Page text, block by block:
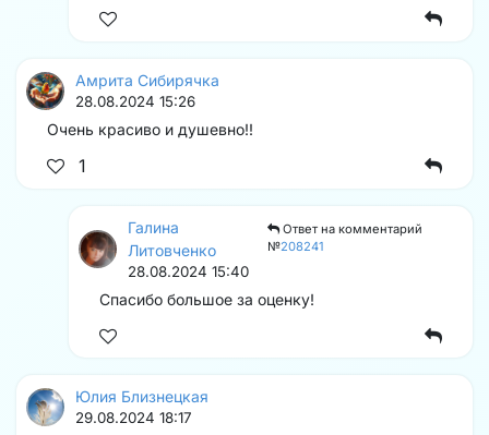
Амрита Сибирячка
28.08.2024 15:26
Очень красиво и душевно!!
1
Галина
Литовченко
Ответ на комментарий
№208241
28.08.2024 15:40
Спасибо большое за оценку!
Юлия Близнецкая
29.08.2024 18:17